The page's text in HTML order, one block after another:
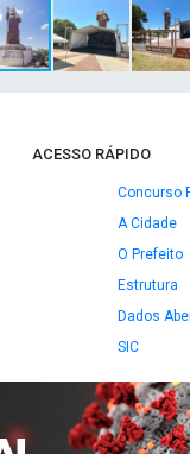
ACESSO RÁPIDO
Concurso
A Cidade
O Prefeito
Estrutura
Dados
SIC